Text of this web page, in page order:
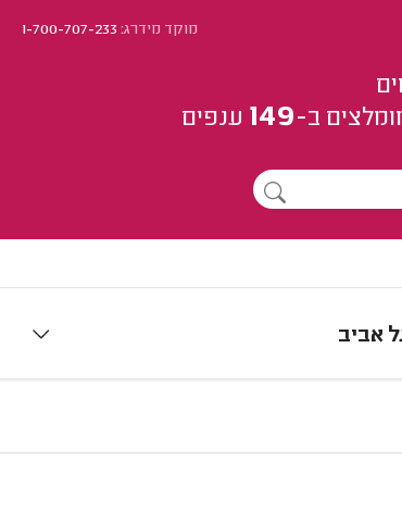
מוקד מידרג:1-700-707-233
ב-149 ענפים
אביב